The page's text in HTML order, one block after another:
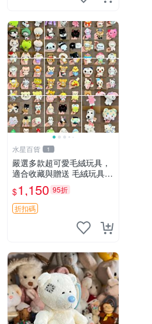
水星百貨 1
嚴選多款超可愛毛絨玩具，
適合收藏與贈送 毛絨玩具、
抱枕、公仔
$1,150 95折
折扣碼